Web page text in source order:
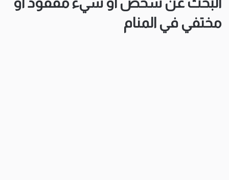
مختفي في المنام